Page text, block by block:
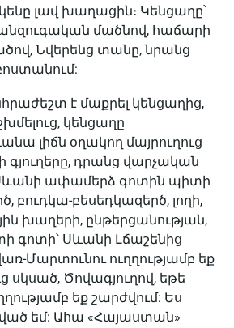
լավ խաղացին։ Կենցաղը՝
մածնով, հաճարի
Նվերենց տանը, նրանց
է մաքրել կենցաղից,
կենցաղը
լիճն օղակող մայրուղուց
գյուղերը, դրանց վարչական
ափամերձ գոտին պիտի
բուդկա-բեսեդկազերծ, լողի,
խաղերի, ընթերցանության,
գոտի՝ Սևանի Լճաշենից
Մարտունու ուղղությամբ եք
սկսած, Ծովագյուղով, եթե
եք շարժվում: Ես
եմ: Ահա «Հայաստան»